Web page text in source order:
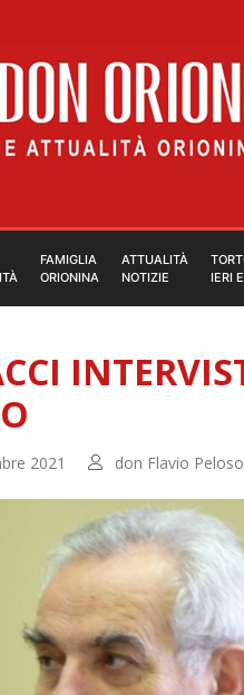
FAMIGLIA
ORIONINA
ATTUALITÀ
NOTIZIE
IERI
2021 don Flavio Peloso